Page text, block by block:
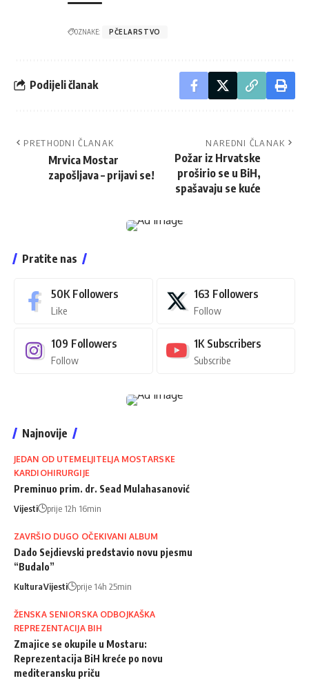
OZNAKE: PČELARSTVO
Podijeli članak
PRETHODNI ČLANAK
Mrvica Mostar
zapošljava – prijavi se!
NAREDNI ČLANAK
Požar iz Hrvatske
proširio se u BiH,
spašavaju se kuće
Pratite nas
50K Followers
Like
163 Followers
Follow
109 Followers
Follow
1K Subscribers
Subscribe
Najnovije
JEDAN OD UTEMELJITELJA MOSTARSKE
KARDIOHIRURGIJE
Preminuo prim. dr. Sead Mulahasanović
Vijesti prije 12h 16min
ZAVRŠIO DUGO OČEKIVANI ALBUM
Dado Sejdievski predstavio novu pjesmu
“Budalo”
KulturaVijesti prije 14h 25min
ŽENSKA SENIORSKA ODBOJKAŠKA
REPREZENTACIJA BIH
Zmajice se okupile u Mostaru:
Reprezentacija BiH kreće po novu
mediteransku priču